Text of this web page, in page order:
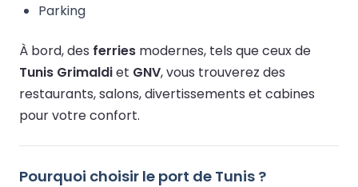
Parking
À bord, des ferries modernes, tels que ceux de
Tunis Grimaldiet GNV, vous trouverez des
restaurants, salons, divertissements et cabines
pour votre confort.
Pourquoi choisir le port de Tunis ?